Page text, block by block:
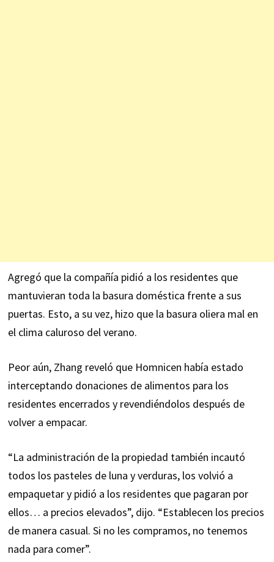
Agregó que la compañía pidió a los residentes que
mantuvieran toda la basura doméstica frente a sus
puertas. Esto, a su vez, hizo que la basura oliera mal en
el clima caluroso del verano.
Peor aún, Zhang reveló que Homnicen había estado
interceptando donaciones de alimentos para los
residentes encerrados y revendiéndolos después de
volver a empacar.
“La administración de la propiedad también incautó
todos los pasteles de luna y verduras, los volvió a
empaquetar y pidió a los residentes que pagaran por
ellos… a precios elevados”, dijo. “Establecen los precios
de manera casual. Si no les compramos, no tenemos
nada para comer”.